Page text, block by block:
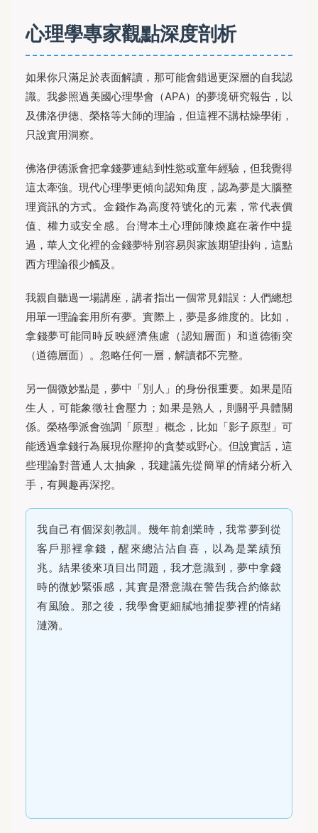
心理學專家觀點深度剖析
如果你只滿足於表面解讀，那可能會錯過更深層的自我認
識。我參照過美國心理學會（APA）的夢境研究報告，以
及佛洛伊德、榮格等大師的理論，但這裡不講枯燥學術，
只說實用洞察。
佛洛伊德派會把拿錢夢連結到性慾或童年經驗，但我覺得
這太牽強。現代心理學更傾向認知角度，認為夢是大腦整
理資訊的方式。金錢作為高度符號化的元素，常代表價
值、權力或安全感。台灣本土心理師陳煥庭在著作中提
過，華人文化裡的金錢夢特別容易與家族期望掛鉤，這點
西方理論很少觸及。
我親自聽過一場講座，講者指出一個常見錯誤：人們總想
用單一理論套用所有夢。實際上，夢是多維度的。比如，
拿錢夢可能同時反映經濟焦慮（認知層面）和道德衝突
（道德層面）。忽略任何一層，解讀都不完整。
另一個微妙點是，夢中「別人」的身份很重要。如果是陌
生人，可能象徵社會壓力；如果是熟人，則關乎具體關
係。榮格學派會強調「原型」概念，比如「影子原型」可
能透過拿錢行為展現你壓抑的貪婪或野心。但說實話，這
些理論對普通人太抽象，我建議先從簡單的情緒分析入
手，有興趣再深挖。
我自己有個深刻教訓。幾年前創業時，我常夢到從
客戶那裡拿錢，醒來總沾沾自喜，以為是業績預
兆。結果後來項目出問題，我才意識到，夢中拿錢
時的微妙緊張感，其實是潛意識在警告我合約條款
有風險。那之後，我學會更細膩地捕捉夢裡的情緒
漣漪。